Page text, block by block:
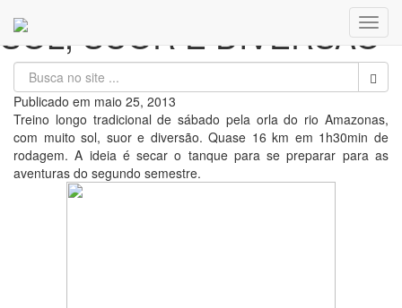
SOL, SUOR E DIVERSÃO
Publicado em maio 25, 2013
Treino longo tradicional de sábado pela orla do rio Amazonas,
com muito sol, suor e diversão. Quase 16 km em 1h30min de
rodagem. A ideia é secar o tanque para se preparar para as
aventuras do segundo semestre.